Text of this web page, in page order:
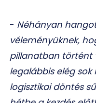
- Néhányan
véleményüknek,
pillanatban történt
legalábbis elég sok
logisztikai döntés